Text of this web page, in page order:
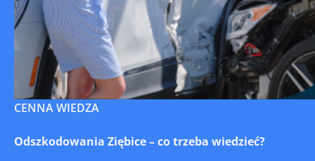
CENNA WIEDZA
Odszkodowania Ziębice – co trzeba wiedzieć?